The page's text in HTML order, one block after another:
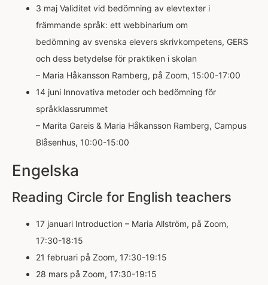
3 maj Validitet vid bedömning av elevtexter i
främmande språk: ett webbinarium om
bedömning av svenska elevers skrivkompetens, GERS
och dess betydelse för praktiken i skolan
– Maria Håkansson Ramberg, på Zoom, 15:00-17:00
14 juni Innovativa metoder och bedömning för
språkklassrummet
– Marita Gareis & Maria Håkansson Ramberg, Campus
Blåsenhus, 10:00-15:00
Engelska
Reading Circle for English teachers
17 januari Introduction – Maria Allström, på Zoom,
17:30-18:15
21 februari på Zoom, 17:30-19:15
28 mars på Zoom, 17:30-19:15